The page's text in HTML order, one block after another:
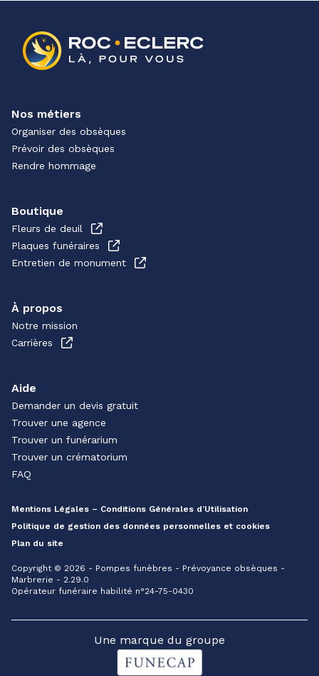
Nos métiers
Organiser des obsèques
Prévoir des obsèques
Rendre hommage
Boutique
Fleurs de deuil
Plaques funéraires
Entretien de monument
À propos
Notre mission
Carrières
Aide
Demander un devis gratuit
Trouver une agence
Trouver un funérarium
Trouver un crématorium
FAQ
Mentions Légales – Conditions Générales d’Utilisation
Politique de gestion des données personnelles et cookies
Plan du site
Copyright © 2026 - Pompes funèbres - Prévoyance obsèques -
Marbrerie - 2.29.0
Opérateur funéraire habilité n°24-75-0430
Une marque du groupe